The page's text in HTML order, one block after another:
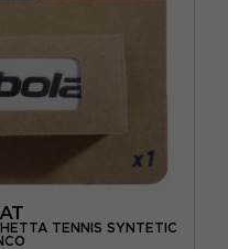
TENNIS SYNTETIC